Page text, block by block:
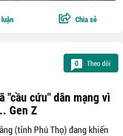
Chia sẻ
0 Theo dõi
"cầu cứu" dân mạng vì
Gen Z
(tỉnh Phú Thọ) đang khiến